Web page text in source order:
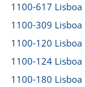
1100-617 Lisboa
1100-309 Lisboa
1100-120 Lisboa
1100-124 Lisboa
1100-180 Lisboa